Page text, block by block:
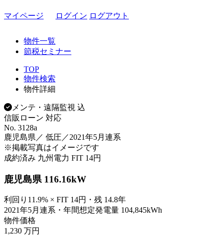
マイページ ログイン ログアウト
物件一覧
節税セミナー
TOP
物件検索
物件詳細
メンテ・遠隔監視 込
信販ローン 対応
No. 3128a
鹿児島県／ 低圧／2021年5月連系
※掲載写真はイメージです
成約済み 九州電力 FIT 14円
鹿児島県 116.16kW
利回り11.9% × FIT 14円・残 14.8年
2021年5月連系・年間想定発電量 104,845kWh
物件価格
1,230 万円